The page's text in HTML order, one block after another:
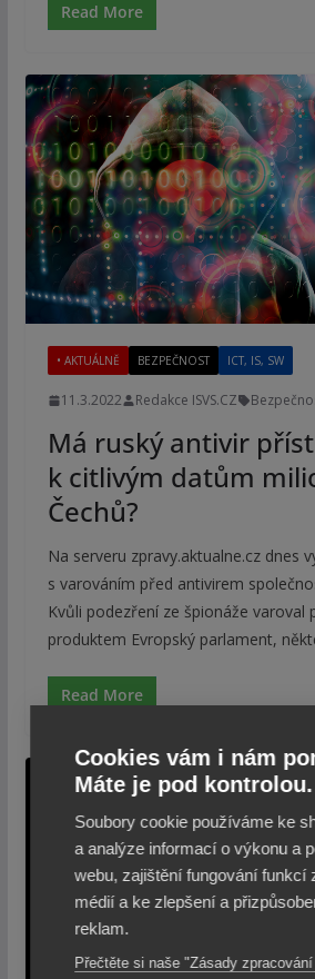
Read More
• AKTUÁLNĚ BEZPEČNOST ICT, IS, SW
11.3.2022 Redakce ISVS.CZ
Má ruský antivir
k citlivým datům
Čechů?
Na serveru zpravy.aktualne.cz dnes
s varováním před antivirem
Kvůli podezření ze špionáže varoval
produktem Evropský parlament,
Read More
Cookies vám i nám
Máte je pod kontrolou.
Soubory cookie používáme ke
a analýze informací o výkonu a
webu, zajištění fungování funkcí
médií a ke zlepšení a
reklam.
Přečtěte si naše "Zásady